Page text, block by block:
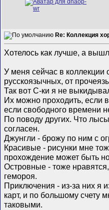
Re: Коллекция
Хотелось как лучше, а
У меня сейчас в коллекции
русскоязычных, от
Так вот С-ки я не
Их можно проходить, если
если свободного времени
По поводу других. Что
согласен.
Джунгли - брожу по ним с
Красивые - рисунки мне
прохождение может быть
Островные - тоже
гемороя.
Приключения - из-за них я
карт, и по большому счету
таковыми.